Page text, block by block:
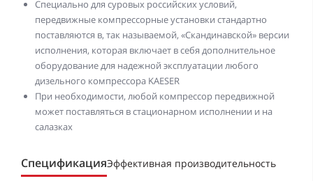
Специально для суровых российских условий,
передвижные компрессорные установки стандартно
поставляются в, так называемой, «Скандинавской» версии
исполнения, которая включает в себя дополнительное
оборудование для надежной эксплуатации любого
дизельного компрессора KAESER
При необходимости, любой компрессор передвижной
может поставляться в стационарном исполнении и на
салазках
СпецификацияЭффективная производительность